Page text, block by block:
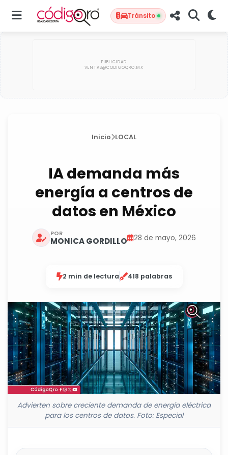
Tránsito
Inicio LOCAL
IA demanda más
energía a centros de
datos en México
POR
MONICA GORDILLO 28 de mayo, 2026
2 min de lectura 418 palabras
Advierten sobre creciente demanda de energía eléctrica
para los centros de datos. Foto: Especial